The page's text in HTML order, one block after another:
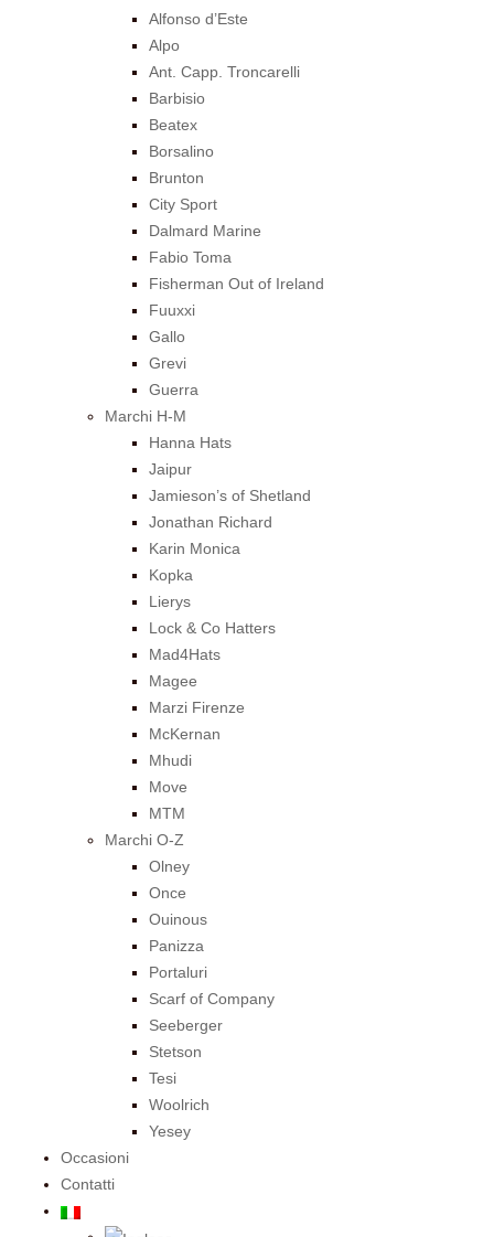
Alfonso d’Este
Alpo
Ant. Capp. Troncarelli
Barbisio
Beatex
Borsalino
Brunton
City Sport
Dalmard Marine
Fabio Toma
Fisherman Out of Ireland
Fuuxxi
Gallo
Grevi
Guerra
Marchi H-M
Hanna Hats
Jaipur
Jamieson’s of Shetland
Jonathan Richard
Karin Monica
Kopka
Lierys
Lock & Co Hatters
Mad4Hats
Magee
Marzi Firenze
McKernan
Mhudi
Move
MTM
Marchi O-Z
Olney
Once
Ouinous
Panizza
Portaluri
Scarf of Company
Seeberger
Stetson
Tesi
Woolrich
Yesey
Occasioni
Contatti